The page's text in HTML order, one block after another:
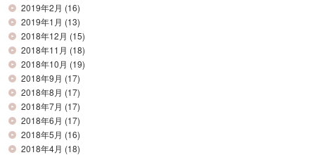
2019年2月 (16)
2019年1月 (13)
2018年12月 (15)
2018年11月 (18)
2018年10月 (19)
2018年9月 (17)
2018年8月 (17)
2018年7月 (17)
2018年6月 (17)
2018年5月 (16)
2018年4月 (18)